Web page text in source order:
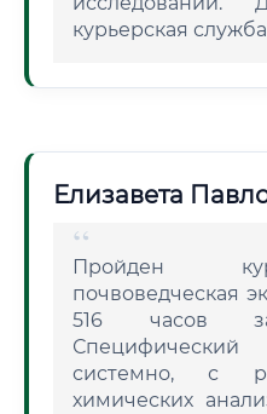
курьерская
Елизавета
Пройден
почвоведческая
516 часов
Специфический
системно, с
химических